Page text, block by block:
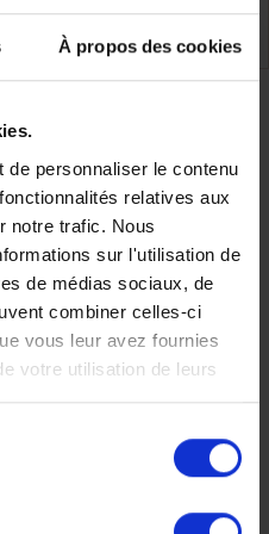
À propos des cookies
personnaliser le contenu
relatives aux
notre trafic. Nous
sur l'utilisation de
de médias sociaux, de
combiner celles-ci
vous leur avez fournies
votre utilisation de leurs
de vos
chaque